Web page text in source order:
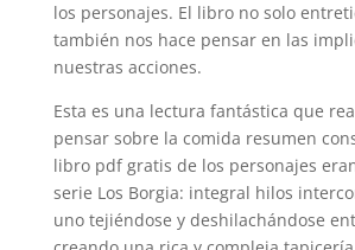
los personajes. El libro no solo
también nos hace pensar en las
nuestras acciones.
Esta es una lectura fantástica que
pensar sobre la comida resumen
libro pdf gratis de los personajes
serie Los Borgia: integral hilos
uno tejiéndose y deshilachándose